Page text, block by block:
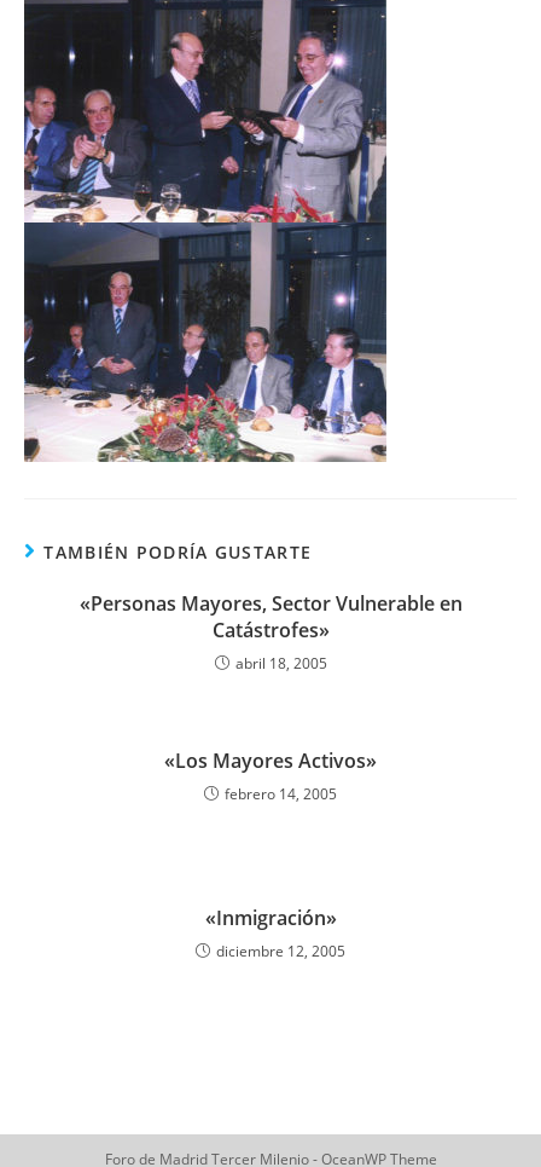
TAMBIÉN PODRÍA GUSTARTE
«Personas Mayores, Sector Vulnerable en
Catástrofes»
abril 18, 2005
«Los Mayores Activos»
febrero 14, 2005
«Inmigración»
diciembre 12, 2005
Foro de Madrid Tercer Milenio - OceanWP Theme